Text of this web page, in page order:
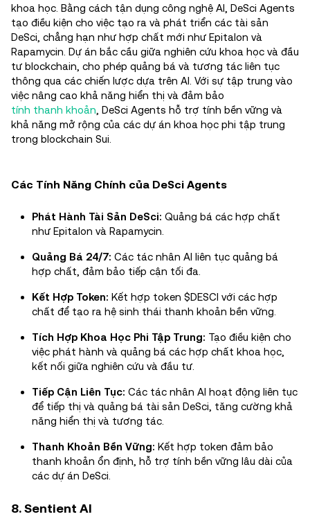
khoa học. Bằng cách tận dụng công nghệ AI, DeSci Agents
tạo điều kiện cho việc tạo ra và phát triển các tài sản
DeSci, chẳng hạn như hợp chất mới như Epitalon và
Rapamycin. Dự án bắc cầu giữa nghiên cứu khoa học và đầu
tư blockchain, cho phép quảng bá và tương tác liên tục
thông qua các chiến lược dựa trên AI. Với sự tập trung vào
việc nâng cao khả năng hiển thị và đảm bảo
tính thanh khoản , DeSci Agents hỗ trợ tính bền vững và
khả năng mở rộng của các dự án khoa học phi tập trung
trong blockchain Sui.
Các Tính Năng Chính của DeSci Agents
Phát Hành Tài Sản DeSci: Quảng bá các hợp chất
như Epitalon và Rapamycin.
Quảng Bá 24/7: Các tác nhân AI liên tục quảng bá
hợp chất, đảm bảo tiếp cận tối đa.
Kết Hợp Token: Kết hợp token $DESCI với các hợp
chất để tạo ra hệ sinh thái thanh khoản bền vững.
Tích Hợp Khoa Học Phi Tập Trung: Tạo điều kiện cho
việc phát hành và quảng bá các hợp chất khoa học,
kết nối giữa nghiên cứu và đầu tư.
Tiếp Cận Liên Tục: Các tác nhân AI hoạt động liên tục
để tiếp thị và quảng bá tài sản DeSci, tăng cường khả
năng hiển thị và tương tác.
Thanh Khoản Bền Vững: Kết hợp token đảm bảo
thanh khoản ổn định, hỗ trợ tính bền vững lâu dài của
các dự án DeSci.
8. Sentient AI